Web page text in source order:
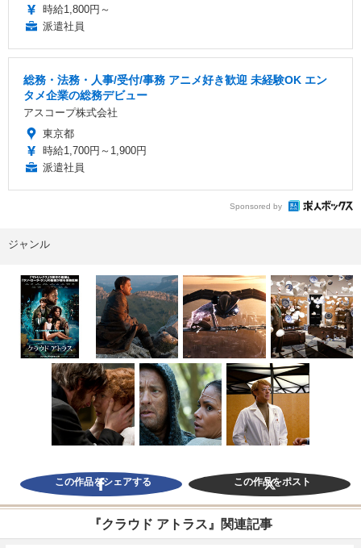
時給1,800円～
派遣社員
総務・法務・人事/受付/事務 アニメ好き歓迎 未経験OK エン
タメ企業の総務デビュー
アスコープ株式会社
東京都
時給1,700円～1,900円
派遣社員
Sponsored by
ジャンル
この作品をシェアする この作品をポスト
『クラウド アトラス』関連記事